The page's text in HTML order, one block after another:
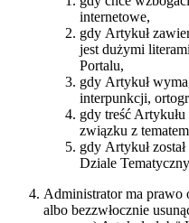
internetowe,
gdy Artykuł
jest dużymi
Portalu,
gdy Artykuł
interpunkcji,
gdy treść
związku z
gdy Artykuł
Dziale
Administrator ma
albo bezzwłocznie